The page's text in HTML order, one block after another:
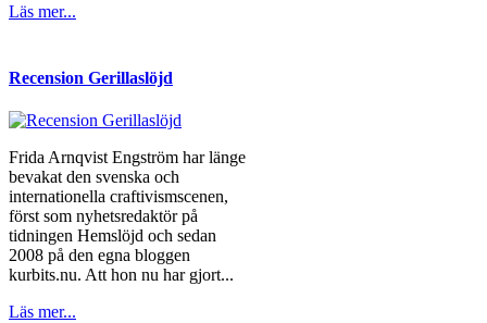
Läs mer...
Recension Gerillaslöjd
Frida Arnqvist Engström har länge
bevakat den svenska och
internationella craftivismscenen,
först som nyhetsredaktör på
tidningen Hemslöjd och sedan
2008 på den egna bloggen
kurbits.nu. Att hon nu har gjort...
Läs mer...